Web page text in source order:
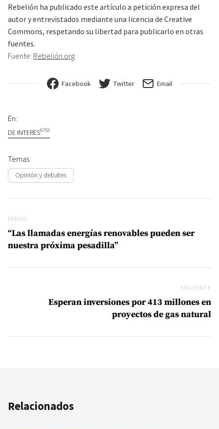
Rebelión ha publicado este artículo a petición expresa del
autor y entrevistados mediante una licencia de Creative
Commons, respetando su libertad para publicarlo en otras
fuentes.
Fuente: Rebelión.org
Facebook Twitter Email
En:
DE INTERÉS6753
Temas
Opinión y debates
Previo
PREVIO
“Las llamadas energías renovables pueden ser
nuestra próxima pesadilla”
SIGUIENTE
Esperan inversiones por 413 millones en
proyectos de gas natural
Relacionados